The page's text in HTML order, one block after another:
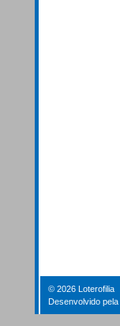
© 2026 Loterofilia
Desenvolvido pela